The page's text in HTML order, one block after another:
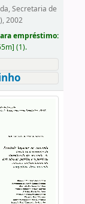
Secretaria de
2002
empréstimo:
] (1).